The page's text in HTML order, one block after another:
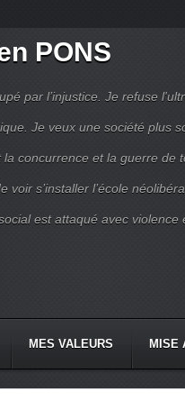
PONS
par l’injustice. Je refuse
Je veux une société plus
concurrence et la guerre de
voir s’installer l’école
est attaqué avec
MES VALEURS MISE